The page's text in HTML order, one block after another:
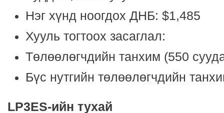
Нэг хүнд ноогдох ДНБ: $1,485
Хууль тогтоох засаглал:
Төлөөлөгчдийн танхим (550
Бүс нутгийн төлөөлөгчдийн
LP3ES-ийн тухай